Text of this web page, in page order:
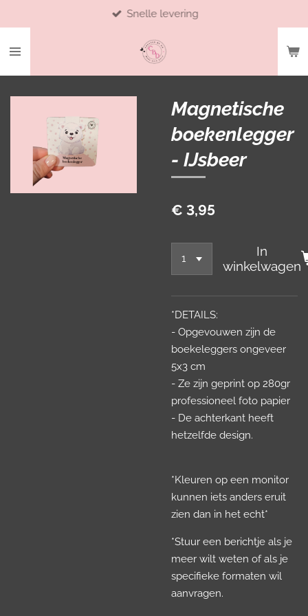
naar
Snelle levering
Magnetische
boekenlegger
- IJsbeer
€ 3,95
In
winkelwagen
*DETAILS:
- Opgevouwen zijn de
boekeleggers ongeveer
5x3 cm
- Ze zijn geprint op 280gr
professioneel foto papier
- De achterkant heeft
hetzelfde design.
*Kleuren op een monitor
kunnen iets anders eruit
zien dan in het echt*
*Stuur een berichtje als je
meer wilt weten of als je
specifieke formaten wil
aanvragen.